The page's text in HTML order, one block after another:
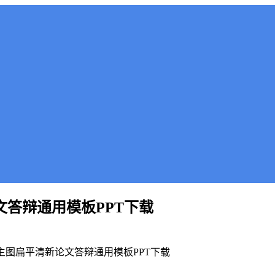
答辩通用模板PPT下载
图扁平清新论文答辩通用模板PPT下载